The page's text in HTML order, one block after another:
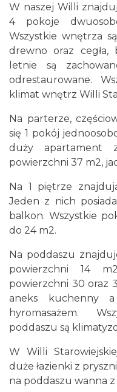
W naszej Willi
4 pokoje
Wszystkie wnętrza
drewno oraz
letnie są
odrestaurowane.
klimat wnętrz Willi
Na parterze,
się 1 pokój
duży apartament
powierzchni 37 m2,
Na 1 piętrze
Jeden z nich
balkon. Wszystkie
do 24 m2.
Na poddaszu
powierzchni 14
powierzchni 30 oraz
aneks kuchenny
hyromasażem.
poddaszu są
W Willi
duże łazienki z
na poddaszu wanna